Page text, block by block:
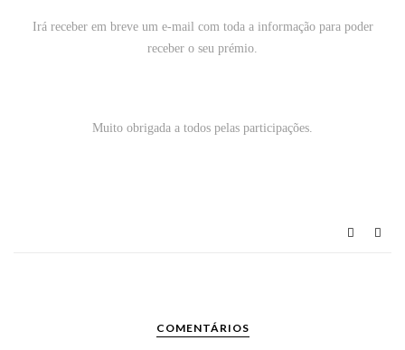
Irá receber em breve um e-mail com toda a informação para poder
receber o seu prémio.
Muito obrigada a todos pelas participações.
COMENTÁRIOS